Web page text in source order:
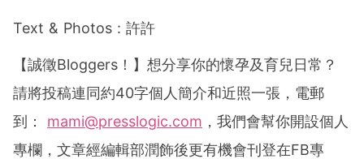
Text & Photos : 許許
【誠徵Bloggers ！】想分享你的懷孕及育兒日常？
請將投稿連同約40字個人簡介和近照一張，電郵
到：
mami@presslogic.com ，我們會幫你開設個人
專欄，文章經編輯部潤飾後更有機會刊登在FB專